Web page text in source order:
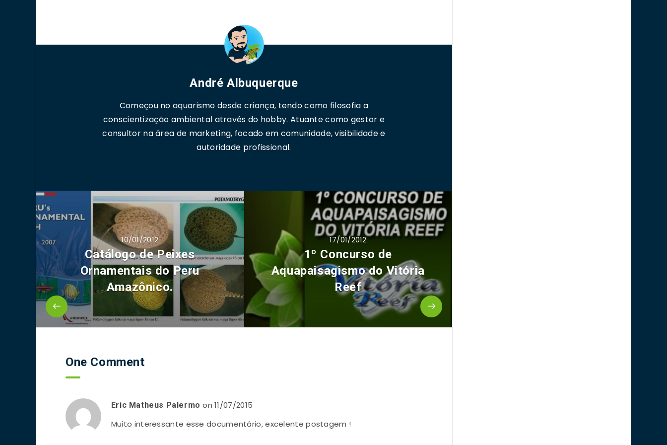
André Albuquerque
Começou no aquarismo desde criança, tendo como filosofia a
conscientização ambiental através do hobby. Atuante como gestor e
consultor na área de marketing, focado em comunidade, visibilidade e
autoridade profissional.
10/01/2012
Catálogo de Peixes
Ornamentais do Peru
Amazônico.
17/01/2012
1º Concurso de
Aquapaisagismo do Vitória
Reef
One Comment
Eric Matheus Palermo on 11/07/2015
Muito interessante esse documentário, excelente postagem !